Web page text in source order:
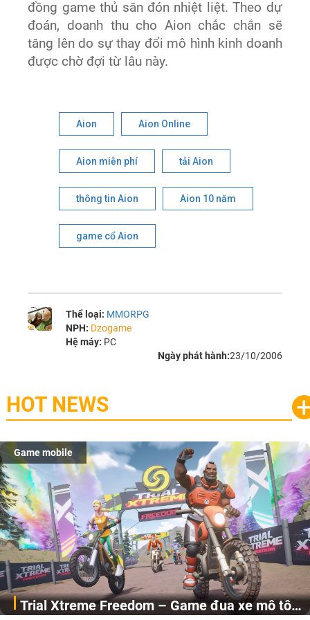
đồng game thủ săn đón nhiệt liệt. Theo dự
đoán, doanh thu cho Aion chắc chắn sẽ
tăng lên do sự thay đổi mô hình kinh doanh
được chờ đợi từ lâu này.
Aion Aion Online
Aion miễn phí tải Aion
thông tin Aion Aion 10 năm
game cổ Aion
Thể loại: MMORPG
NPH: Dzogame
Hệ máy: PC
Ngày phát hành:23/10/2006
HOT NEWS
Game mobile
Trial Xtreme Freedom – Game đua xe mô tô